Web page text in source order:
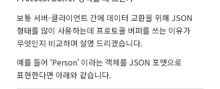
보통 서버-클라이언트 간에 데이터 교환을 위해 JSON
형태를 많이 사용하는데 프로토콜 버퍼를 쓰는 이유가
무엇인지 비교하며 설명 드리겠습니다.
예를 들어 ‘Person’ 이라는 객체를 JSON 포맷으로
표현한다면 아래와 같습니다.